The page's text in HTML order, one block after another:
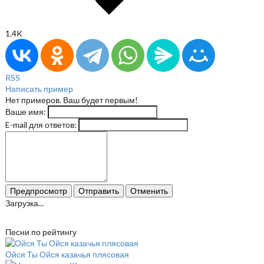
1.4K
RSS
Написать пример
Нет примеров. Ваш будет первым!
Ваше имя:
E-mail для ответов:
Предпросмотр Отправить Отменить
Загрузка...
Песни по рейтингу
Ойся Ты Ойся казачья плясовая